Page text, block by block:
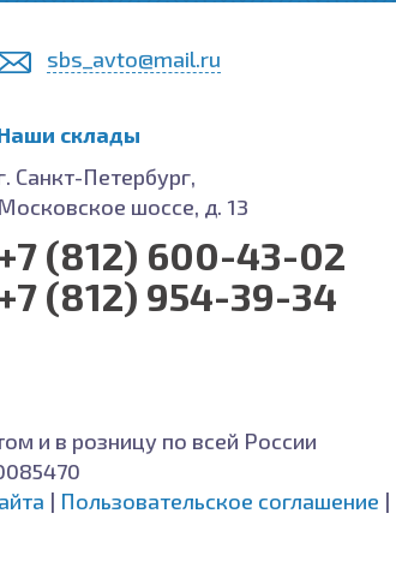
sbs_avto@mail.ru
склады
Санкт-Петербург,
Московское шоссе, д. 13
(812) 600-43-02
(812) 954-39-34
и в розницу по всей России
| Пользовательское соглашение |